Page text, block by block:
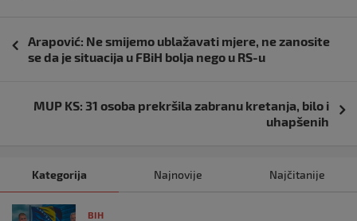
objava
Arapović: Ne smijemo ublažavati mjere, ne zanosite
se da je situacija u FBiH bolja nego u RS-u
MUP KS: 31 osoba prekršila zabranu kretanja, bilo i
uhapšenih
Kategorija Najnovije Najčitanije
BIH